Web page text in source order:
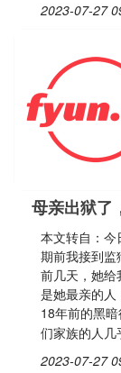
2023-07-27
母亲出狱了
本文转自：今
期前我接到监
前几天，她给
是她最亲的
18年前的黑
们家族的人几
2023-07-27